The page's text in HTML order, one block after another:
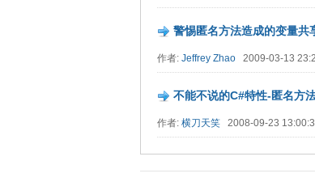
警惕匿名方法造成的变量共
作者: Jeffrey Zhao 2009-03-13
不能不说的C#特性-匿名方
作者: 横刀天笑 2008-09-23